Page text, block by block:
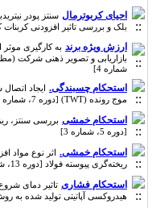
احیای کربوترمال سنتز پودر
بلک و بررسی تاثیر افزودنی کربنات کلسیم
ارزش ویژه برند به کارگیری موثر
شماره 4]
استحکام چسبندگی. ایجاد اتصال
موج رونده (TWT) [دوره 7، شماره 1]
استحکام خمشی بررسی سنتز،
[دوره 5، شماره 3]
استحکام خمشی. اثر نوع مواد
ریخته‌گری پیوسته فولاد [دوره 13، شماره 3]
استحکام فشاری تاثیر دمای شروع
هیدروکسی آپاتیتی تولید شده به روش